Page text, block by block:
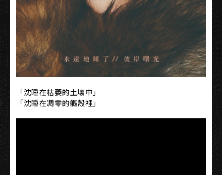
「沈睡在枯萎的土壤中」
「沈睡在凋零的軀殼裡」